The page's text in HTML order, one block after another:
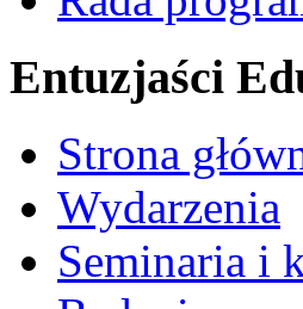
Entuzjaści
Strona
Wydarzenia
Seminaria i